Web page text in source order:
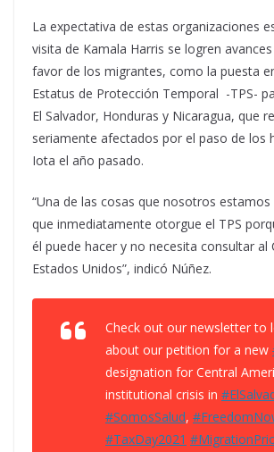
La expectativa de estas organizaciones
visita de Kamala Harris se logren
favor de los migrantes, como la puesta
Estatus de Protección Temporal -TPS-
El Salvador, Honduras y Nicaragua, que
seriamente afectados por el paso de los
Iota el año pasado.
“Una de las cosas que nosotros estamos
que inmediatamente otorgue el TPS
él puede hacer y no necesita consultar al
Estados Unidos”, indicó Núñez.
Check out our newsletter to
about our petition for a new
designation for Central
institutional crisis in
#SomosSalud,
#TaxDay2021